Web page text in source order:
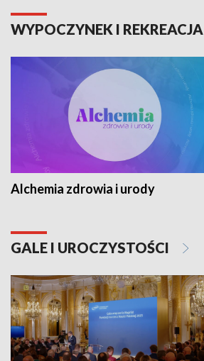
WYPOCZYNEK I REKREACJA
Alchemia zdrowia i urody
GALE I UROCZYSTOŚCI